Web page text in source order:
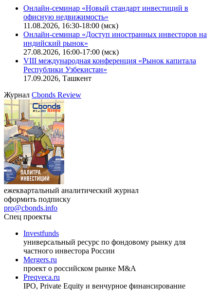
Онлайн-семинар «Новый стандарт инвестиций в
офисную недвижимость»
11.08.2026, 16:30-18:00 (мск)
Онлайн-семинар «Доступ иностранных инвесторов на
индийский рынок»
27.08.2026, 16:00-17:00 (мск)
VIII международная конференция «Рынок капитала
Республики Узбекистан»
17.09.2026, Ташкент
Журнал Cbonds Review
ежеквартальный аналитический журнал
оформить подписку
pro@cbonds.info
Спец проекты
Investfunds
универсальный ресурс по фондовому рынку для
частного инвестора России
Mergers.ru
проект о российском рынке M&A
Preqveca.ru
IPO, Private Equity и венчурное финансирование